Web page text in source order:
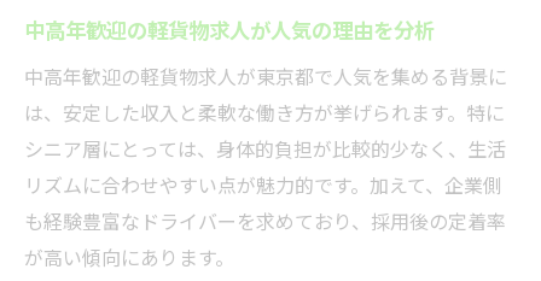
中高年歓迎の軽貨物求人が人気の理由を分析
中高年歓迎の軽貨物求人が東京都で人気を集める背景に
は、安定した収入と柔軟な働き方が挙げられます。特に
シニア層にとっては、身体的負担が比較的少なく、生活
リズムに合わせやすい点が魅力的です。加えて、企業側
も経験豊富なドライバーを求めており、採用後の定着率
が高い傾向にあります。